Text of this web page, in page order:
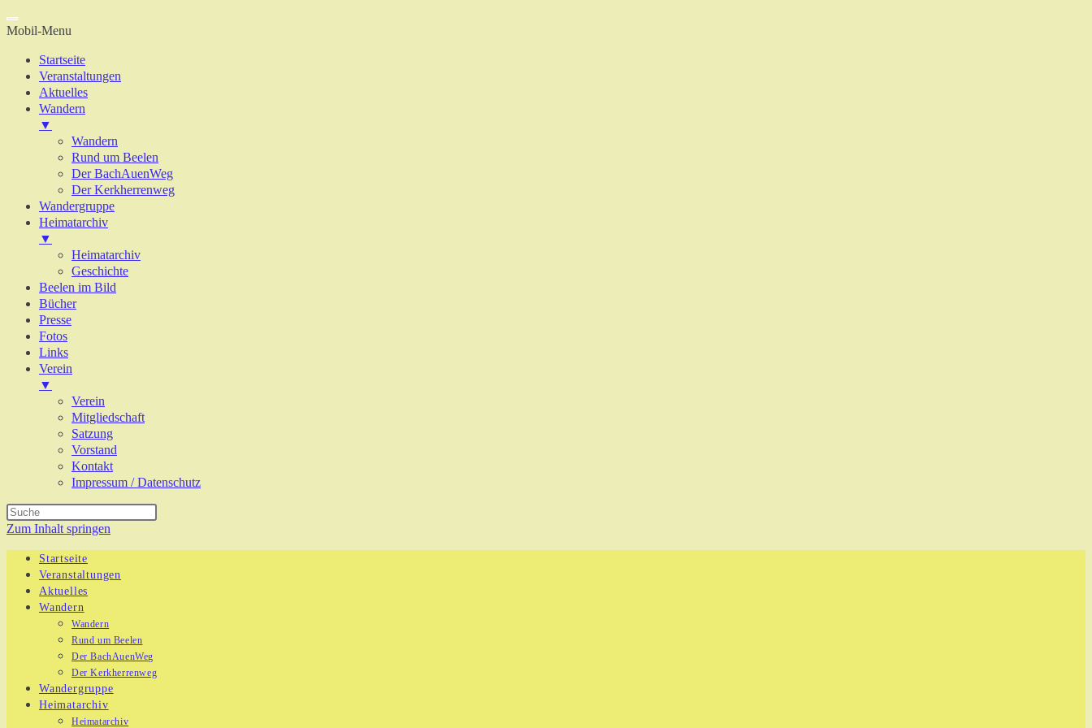
Mobil-Menu
Startseite
Veranstaltungen
Aktuelles
Wandern
▼
Wandern
Rund um Beelen
Der BachAuenWeg
Der Kerkherrenweg
Wandergruppe
Heimatarchiv
▼
Heimatarchiv
Geschichte
Beelen im Bild
Bücher
Presse
Fotos
Links
Verein
▼
Verein
Mitgliedschaft
Satzung
Vorstand
Kontakt
Impressum / Datenschutz
Zum Inhalt springen
Startseite
Veranstaltungen
Aktuelles
Wandern
Wandern
Rund um Beelen
Der BachAuenWeg
Der Kerkherrenweg
Wandergruppe
Heimatarchiv
Heimatarchiv